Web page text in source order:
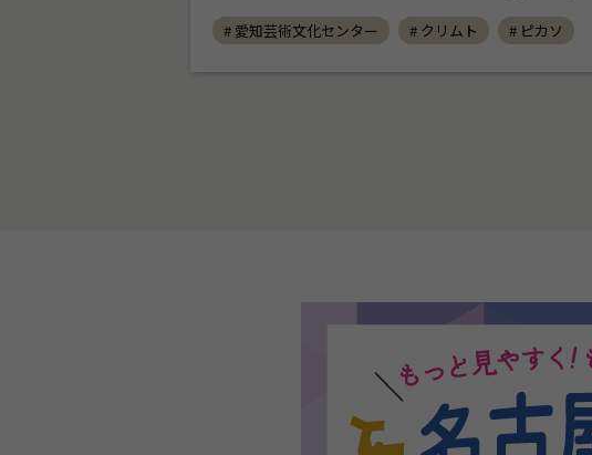
# 愛知芸術文化センター # クリムト # ピカソ